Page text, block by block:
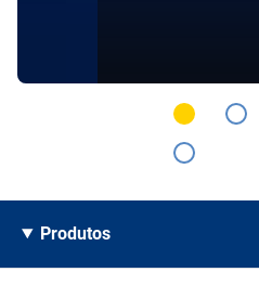
Produtos